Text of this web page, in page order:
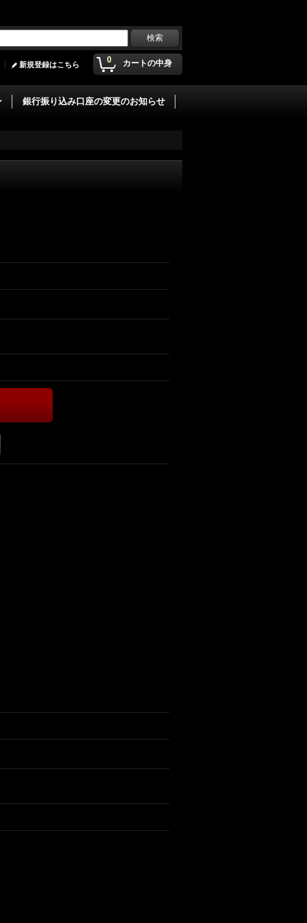
0 カートの中身
新規登録はこちら
銀行振り込み口座の変更のお知らせ